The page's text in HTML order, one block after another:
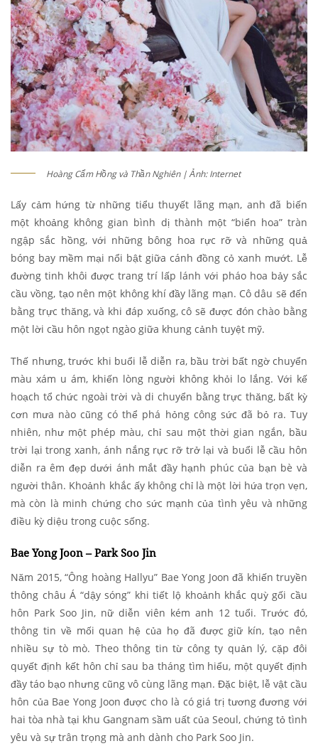
Hoàng Cẩm Hồng và Thần Nghiên | Ảnh: Internet
Lấy cảm hứng từ những tiểu thuyết lãng mạn, anh đã biến
một khoảng không gian bình dị thành một “biển hoa” tràn
ngập sắc hồng, với những bông hoa rực rỡ và những quả
bóng bay mềm mại nổi bật giữa cánh đồng cỏ xanh mướt. Lễ
đường tinh khôi được trang trí lấp lánh với pháo hoa bảy sắc
cầu vồng, tạo nên một không khí đầy lãng mạn. Cô dâu sẽ đến
bằng trực thăng, và khi đáp xuống, cô sẽ được đón chào bằng
một lời cầu hôn ngọt ngào giữa khung cảnh tuyệt mỹ.
Thế nhưng, trước khi buổi lễ diễn ra, bầu trời bất ngờ chuyển
màu xám u ám, khiến lòng người không khỏi lo lắng. Với kế
hoạch tổ chức ngoài trời và di chuyển bằng trực thăng, bất kỳ
cơn mưa nào cũng có thể phá hỏng công sức đã bỏ ra. Tuy
nhiên, như một phép màu, chỉ sau một thời gian ngắn, bầu
trời lại trong xanh, ánh nắng rực rỡ trở lại và buổi lễ cầu hôn
diễn ra êm đẹp dưới ánh mắt đầy hạnh phúc của bạn bè và
người thân. Khoảnh khắc ấy không chỉ là một lời hứa trọn vẹn,
mà còn là minh chứng cho sức mạnh của tình yêu và những
điều kỳ diệu trong cuộc sống.
Bae Yong Joon – Park Soo Jin
Năm 2015, “Ông hoàng Hallyu” Bae Yong Joon đã khiến truyền
thông châu Á “dậy sóng” khi tiết lộ khoảnh khắc quỳ gối cầu
hôn Park Soo Jin, nữ diễn viên kém anh 12 tuổi. Trước đó,
thông tin về mối quan hệ của họ đã được giữ kín, tạo nên
nhiều sự tò mò. Theo thông tin từ công ty quản lý, cặp đôi
quyết định kết hôn chỉ sau ba tháng tìm hiểu, một quyết định
đầy táo bạo nhưng cũng vô cùng lãng mạn. Đặc biệt, lễ vật cầu
hôn của Bae Yong Joon được cho là có giá trị tương đương với
hai tòa nhà tại khu Gangnam sầm uất của Seoul, chứng tỏ tình
yêu và sự trân trọng mà anh dành cho Park Soo Jin.